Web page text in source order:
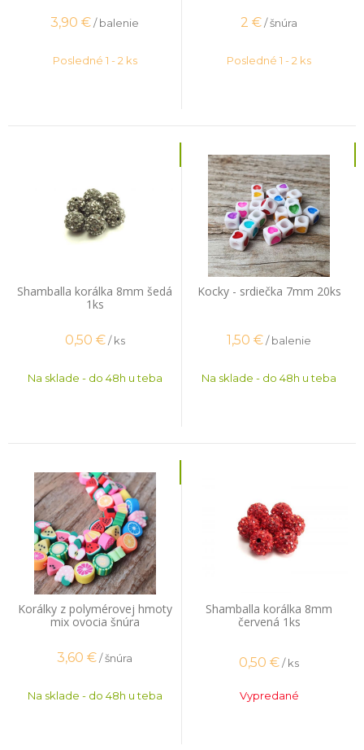
3,90 €/ balenie
Posledné 1 - 2 ks
2 €/ šnúra
Posledné 1 - 2 ks
Shamballa korálka 8mm šedá
1ks
0,50 € / ks
Na sklade - do 48h u teba
Kocky - srdiečka 7mm 20ks
1,50 €/ balenie
Na sklade - do 48h u teba
Korálky z polymérovej hmoty
mix ovocia šnúra
3,60 €/ šnúra
Na sklade - do 48h u teba
Shamballa korálka 8mm
červená 1ks
0,50 €/ ks
Vypredané